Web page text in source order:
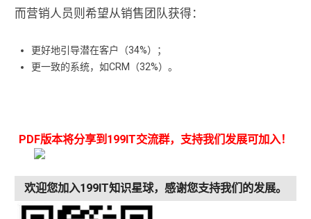
而营销人员则希望从销售团队获得：
更好地引导潜在客户（34%）；
更一致的系统，如CRM（32%）。
PDF版本将分享到199IT交流群，支持我们发展可加入！
欢迎您加入199IT知识星球，感谢您支持我们的发展。